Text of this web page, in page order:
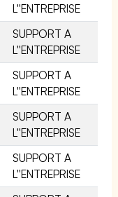
L''ENTREPRISE
SUPPORT A
L''ENTREPRISE
SUPPORT A
L''ENTREPRISE
SUPPORT A
L''ENTREPRISE
SUPPORT A
L''ENTREPRISE